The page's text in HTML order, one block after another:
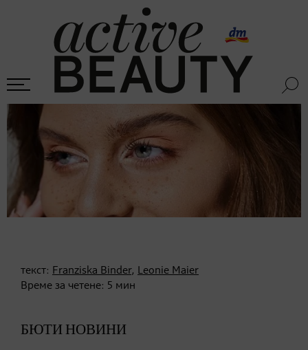
текст: Franziska Binder, Leonie Maier
Време за четене: 5 мин
БЮТИ НОВИНИ